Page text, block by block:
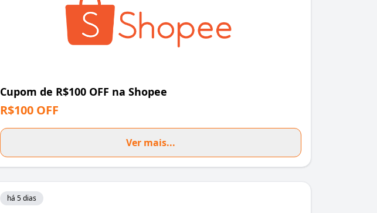
Cupom de R$100 OFF na Shopee
R$100 OFF
Ver mais...
há 5 dias